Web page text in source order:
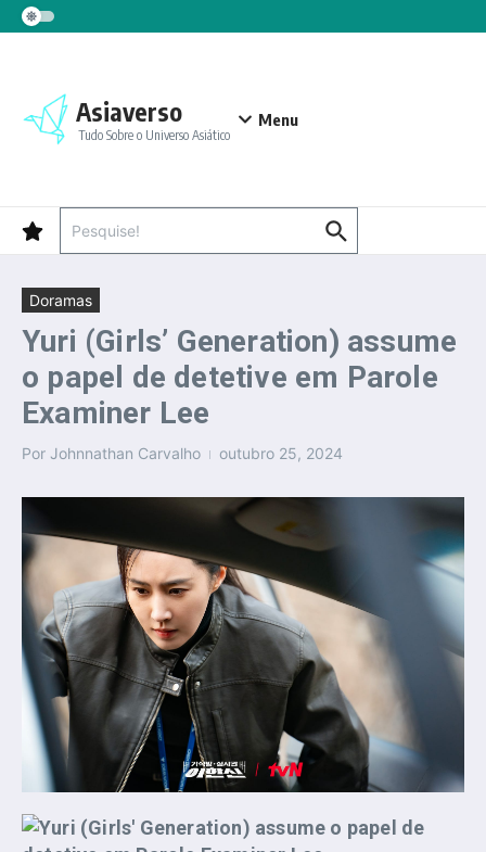
Ir para o conteúdo
Asiaverso
Tudo Sobre o Universo Asiático
Menu
Doramas
Yuri (Girls’ Generation) assume
o papel de detetive em Parole
Examiner Lee
Por Johnnathan Carvalho outubro 25, 2024